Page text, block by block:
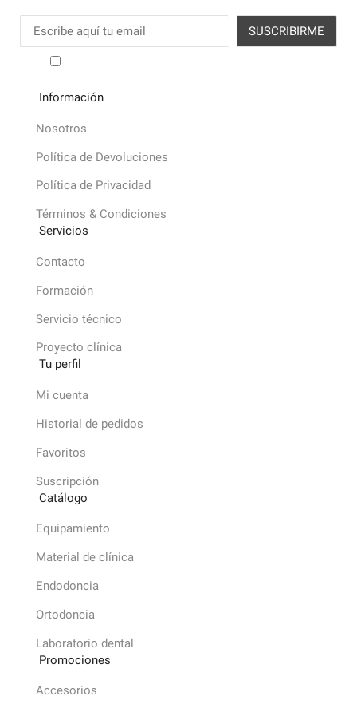
Información
Nosotros
Política de Devoluciones
Política de Privacidad
Términos & Condiciones
Servicios
Contacto
Formación
Servicio técnico
Proyecto clínica
Tu perfil
Mi cuenta
Historial de pedidos
Favoritos
Suscripción
Catálogo
Equipamiento
Material de clínica
Endodoncia
Ortodoncia
Laboratorio dental
Promociones
Accesorios